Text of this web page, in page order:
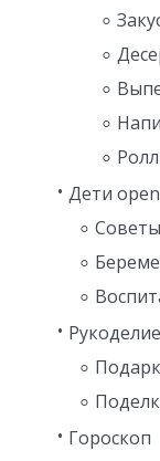
Дети
Гороскоп